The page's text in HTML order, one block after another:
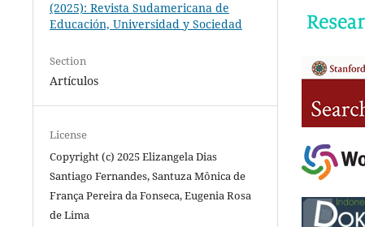
(2025): Revista Sudamericana de
Educación, Universidad y Sociedad
Section
Artículos
License
Copyright (c) 2025 Elizangela Dias
Santiago Fernandes, Santuza Mônica de
França Pereira da Fonseca, Eugenia Rosa
de Lima